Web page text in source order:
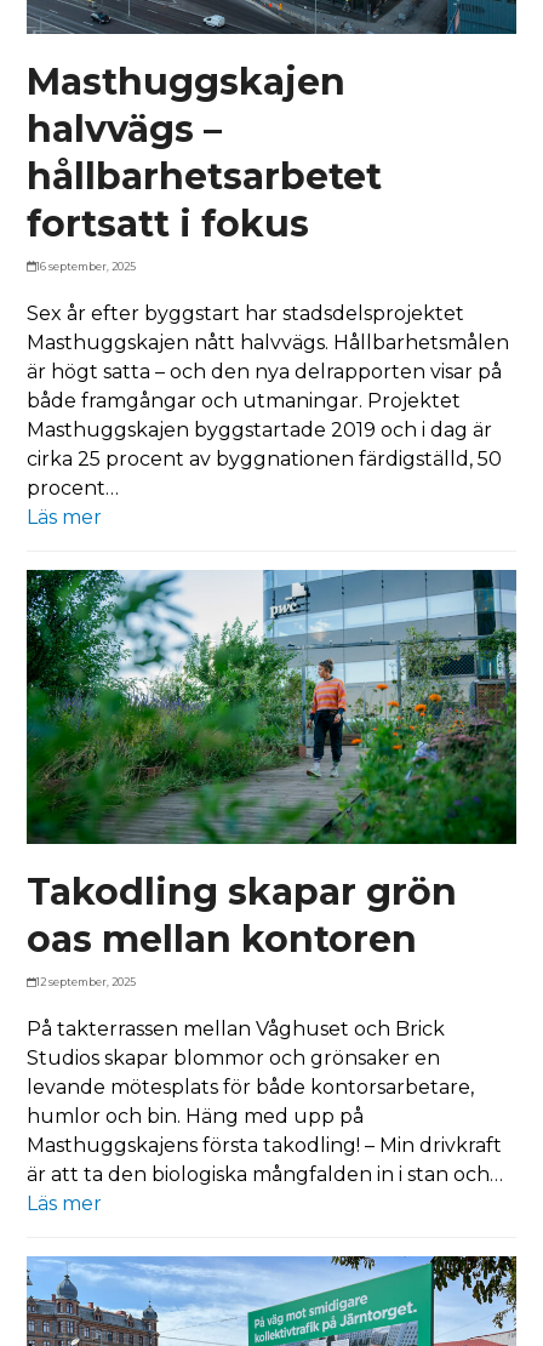
Masthuggskajen
halvvägs –
hållbarhetsarbetet
fortsatt i fokus
16 september, 2025
Sex år efter byggstart har stadsdelsprojektet
Masthuggskajen nått halvvägs. Hållbarhetsmålen
är högt satta – och den nya delrapporten visar på
både framgångar och utmaningar. Projektet
Masthuggskajen byggstartade 2019 och i dag är
cirka 25 procent av byggnationen färdigställd, 50
procent…
Läs mer
Takodling skapar grön
oas mellan kontoren
12 september, 2025
På takterrassen mellan Våghuset och Brick
Studios skapar blommor och grönsaker en
levande mötesplats för både kontorsarbetare,
humlor och bin. Häng med upp på
Masthuggskajens första takodling! – Min drivkraft
är att ta den biologiska mångfalden in i stan och…
Läs mer